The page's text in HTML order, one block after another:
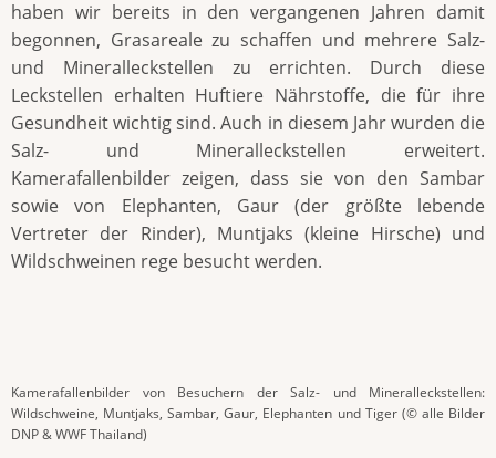
haben wir bereits in den vergangenen Jahren damit
begonnen, Grasareale zu schaffen und mehrere Salz-
und Mineralleckstellen zu errichten. Durch diese
Leckstellen erhalten Huftiere Nährstoffe, die für ihre
Gesundheit wichtig sind. Auch in diesem Jahr wurden die
Salz- und Mineralleckstellen erweitert.
Kamerafallenbilder zeigen, dass sie von den Sambar
sowie von Elephanten, Gaur (der größte lebende
Vertreter der Rinder), Muntjaks (kleine Hirsche) und
Wildschweinen rege besucht werden.
Kamerafallenbilder von Besuchern der Salz- und Mineralleckstellen:
Wildschweine, Muntjaks, Sambar, Gaur, Elephanten und Tiger (© alle Bilder
DNP & WWF Thailand)